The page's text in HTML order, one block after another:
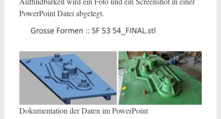
PowerPoint Datei abgelegt.
Dokumentation der Daten im PowerPoint